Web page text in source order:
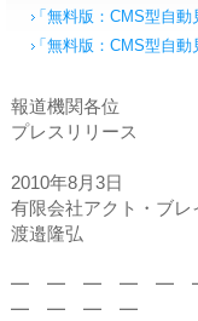
「無料版：CMS型自動
「無料版：CMS型自動
報道機関各位
プレスリリース
2010年8月3日
有限会社アクト・ブレ
渡邉隆弘
━ ━ ━ ━ ━
━ ━ ━ ━